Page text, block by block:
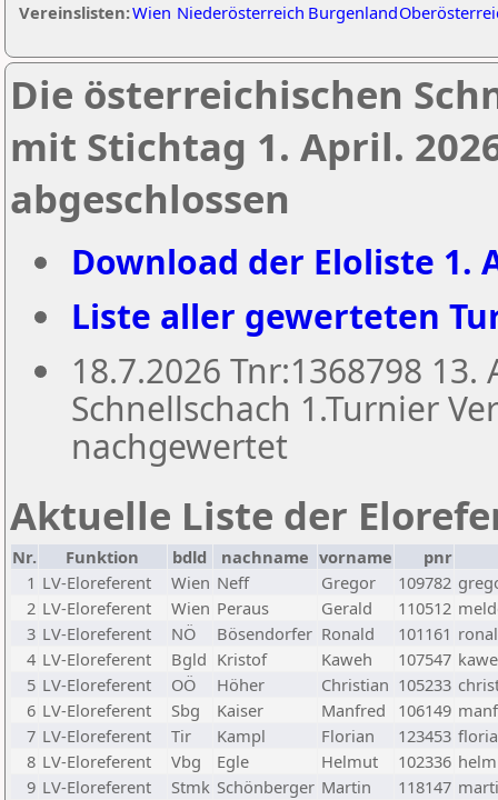
Vereinslisten:Wien Niederösterreich Burgenland
Die österreichischen
mit Stichtag 1. April.
abgeschlossen
Download der Eloliste 1.
Liste aller gewerteten
18.7.2026 Tnr:1368798
Schnellschach 1.Turnier
nachgewertet
Aktuelle Liste der
Nr. Funktion bdld nachname vorname
pnr
1 LV-Eloreferent Wien Neff Gregor 109782
2 LV-Eloreferent Wien Peraus Gerald 110512
3 LV-Eloreferent NÖ Bösendorfer Ronald 101161
4 LV-Eloreferent Bgld Kristof Kaweh 107547
5 LV-Eloreferent OÖ Höher Christian 105233
6 LV-Eloreferent Sbg Kaiser Manfred 106149
7 LV-Eloreferent Tir Kampl Florian 123453
8 LV-Eloreferent Vbg Egle Helmut 102336
9 LV-Eloreferent Stmk Schönberger Martin 118147